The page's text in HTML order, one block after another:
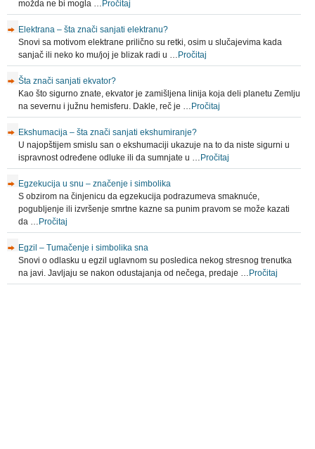
možda ne bi mogla … Pročitaj
Elektrana – šta znači sanjati elektranu?
Snovi sa motivom elektrane prilično su retki, osim u slučajevima kada
sanjač ili neko ko mu/joj je blizak radi u … Pročitaj
Šta znači sanjati ekvator?
Kao što sigurno znate, ekvator je zamišljena linija koja deli planetu Zemlju
na severnu i južnu hemisferu. Dakle, reč je … Pročitaj
Ekshumacija – šta znači sanjati ekshumiranje?
U najopštijem smislu san o ekshumaciji ukazuje na to da niste sigurni u
ispravnost određene odluke ili da sumnjate u … Pročitaj
Egzekucija u snu – značenje i simbolika
S obzirom na činjenicu da egzekucija podrazumeva smaknuće,
pogubljenje ili izvršenje smrtne kazne sa punim pravom se može kazati
da … Pročitaj
Egzil – Tumačenje i simbolika sna
Snovi o odlasku u egzil uglavnom su posledica nekog stresnog trenutka
na javi. Javljaju se nakon odustajanja od nečega, predaje … Pročitaj